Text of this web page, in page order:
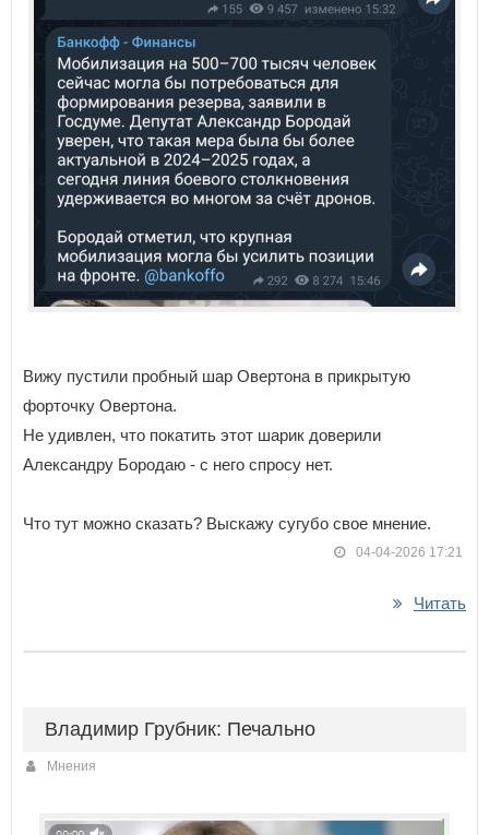
Вижу пустили пробный шар Овертона в прикрытую
форточку Овертона.
Не удивлен, что покатить этот шарик доверили
Александру Бородаю - с него спросу нет.
Что тут можно сказать? Выскажу сугубо свое мнение.
04-04-2026 17:21
Читать
Владимир Грубник: Печально
Мнения